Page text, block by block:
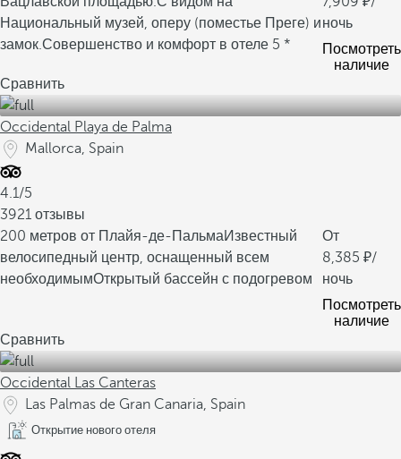
Национальный музей, оперу (поместье Преге) и
замок.Совершенство и комфорт в отеле 5 *
ночь
Посмотреть
наличие
Сравнить
Occidental Playa de Palma
Mallorca, Spain
4.1/5
3921 отзывы
200 метров от Плайя-де-ПальмаИзвестный
велосипедный центр, оснащенный всем
необходимымОткрытый бассейн с подогревом
От
8,385
/
ночь
Посмотреть
наличие
Сравнить
Occidental Las Canteras
Las Palmas de Gran Canaria, Spain
Открытие нового отеля